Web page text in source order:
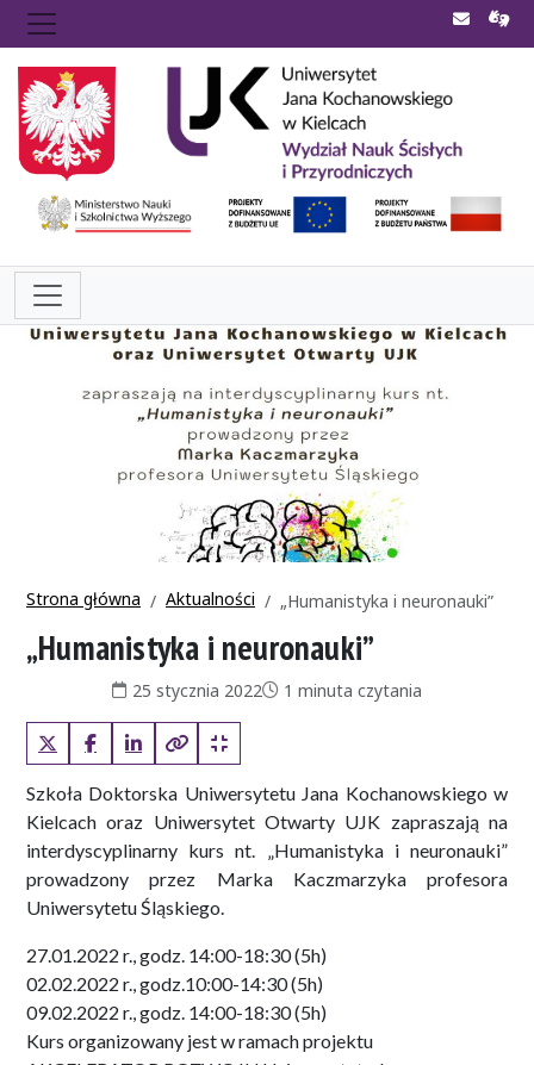
Strona główna Aktualności „Humanistyka i neuronauki”
„Humanistyka i neuronauki”
Data publikacji:
25 stycznia 2022Czas czytania:
1 minuta czytania
X (Twitter)FacebookLinkedInKopiuj pełny link
Kopiuj krótki link
Szkoła Doktorska Uniwersytetu Jana Kochanowskiego w
Kielcach oraz Uniwersytet Otwarty UJK zapraszają na
interdyscyplinarny kurs nt. „Humanistyka i neuronauki”
prowadzony przez Marka Kaczmarzyka profesora
Uniwersytetu Śląskiego.
27.01.2022 r., godz. 14:00-18:30 (5h)
02.02.2022 r., godz.10:00-14:30 (5h)
09.02.2022 r., godz. 14:00-18:30 (5h)
Kurs organizowany jest w ramach projektu